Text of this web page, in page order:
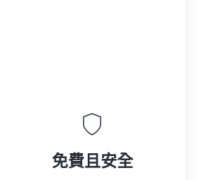
免費且安全